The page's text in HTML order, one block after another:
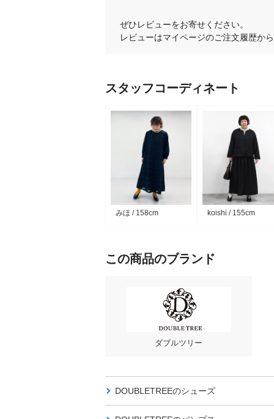
ぜひレビューをお寄せください。
レビューはマイページのご注文履歴か
スタッフコーディネート
みほ / 158cm koishi / 155cm
この商品のブランド
ダブルツリー
DOUBLETREEのシューズ